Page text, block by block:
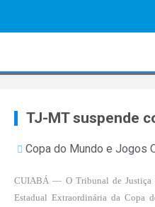
TJ-MT suspende
Copa do Mundo e Jogos
CUIABÁ — O Tribunal de Justiça
Estadual Extraordinária da Copa